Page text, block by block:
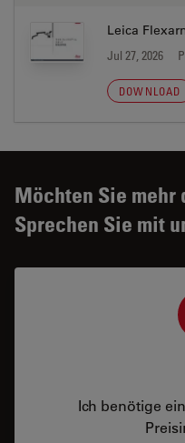
Leica
Jul 27, 2026
DOWNLOAD
Möchten Sie mehr
Sprechen Sie mit
Ich benötige